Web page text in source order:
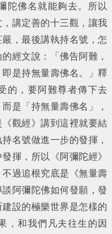
陀佛名就能夠去。所以
，講定善的十三觀，讓我
，最後講執持名號，怎
經文說：「佛告阿難，
是持無量壽佛名。
」釋
的，要阿難尊者傳下去
是「持無量壽佛名」，
觀經》講到這裡就要結
名號做進一步的發揮，
揮，所以《阿彌陀經》
過追根究底是《無量壽
阿彌陀佛如何發願，發
設的極樂世界是怎樣的
，和我們凡夫往生的因